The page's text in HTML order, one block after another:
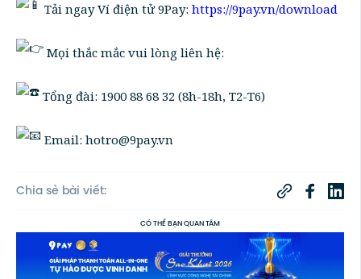
Tải ngay Ví điện tử 9Pay: https://9pay.vn/download
Mọi thắc mắc vui lòng liên hệ:
Tổng đài: 1900 88 68 32 (8h-18h, T2-T6)
Email: hotro@9pay.vn
Chia sẻ bài viết:
CÓ THỂ BẠN QUAN TÂM